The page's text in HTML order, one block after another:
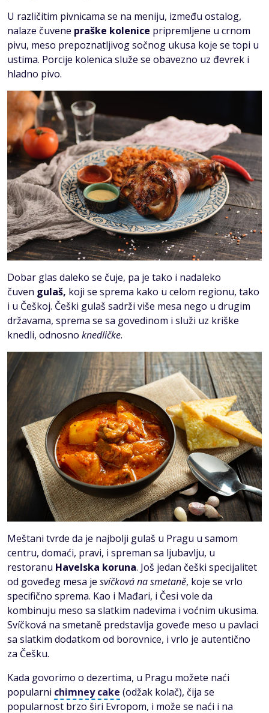
U različitim pivnicama se na meniju, između ostalog,
nalaze čuvene praške kolenice pripremljene u crnom
pivu, meso prepoznatljivog sočnog ukusa koje se topi u
ustima. Porcije kolenica služe se obavezno uz đevrek i
hladno pivo.
Dobar glas daleko se čuje, pa je tako i nadaleko
čuven gulaš, koji se sprema kako u celom regionu, tako
i u Češkoj. Češki gulaš sadrži više mesa nego u drugim
državama, sprema se sa govedinom i služi uz kriške
knedli, odnosno knedličke.
Meštani tvrde da je najbolji gulaš u Pragu u samom
centru, domaći, pravi, i spreman sa ljubavlju, u
restoranu Havelska koruna. Još jedan češki specijalitet
od goveđeg mesa je svíčková na smetaně, koje se vrlo
specifično sprema. Kao i Mađari, i Česi vole da
kombinuju meso sa slatkim nadevima i voćnim ukusima.
Svíčková na smetaně predstavlja goveđe meso u pavlaci
sa slatkim dodatkom od borovnice, i vrlo je autentično
za Češku.
Kada govorimo o dezertima, u Pragu možete naći
popularni chimney cake (odžak kolač), čija se
popularnost brzo širi Evropom, i može se naći i na